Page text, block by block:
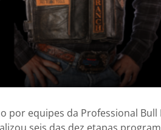
por equipes da Professional